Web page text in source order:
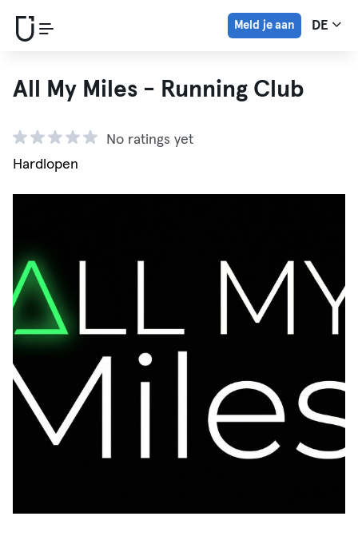
Meld je aan DE
All My Miles - Running Club
No ratings yet
Hardlopen